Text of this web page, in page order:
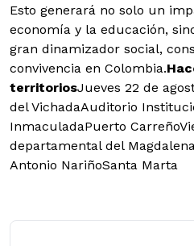
Esto generará no solo un
economía y la educación,
gran dinamizador social,
convivencia en Colombia.
territoriosJueves 22 de
del VichadaAuditorio
InmaculadaPuerto
departamental del
Antonio NariñoSanta Marta